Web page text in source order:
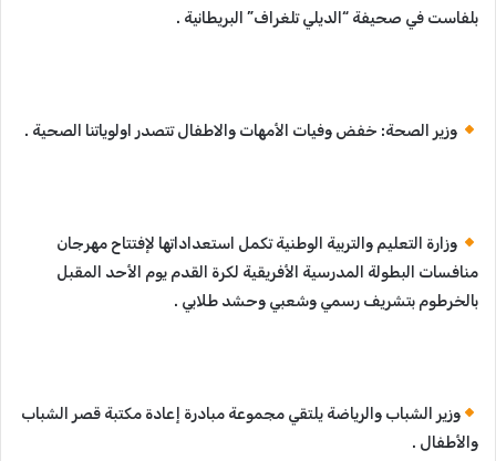
بلفاست في صحيفة “الديلي تلغراف” البريطانية .
وزير الصحة: خفض وفيات الأمهات والاطفال تتصدر اولوياتنا الصحية .
وزارة التعليم والتربية الوطنية تكمل استعداداتها لإفتتاح مهرجان
منافسات البطولة المدرسية الأفريقية لكرة القدم يوم الأحد المقبل
بالخرطوم بتشريف رسمي وشعبي وحشد طلابي .
وزير الشباب والرياضة يلتقي مجموعة مبادرة إعادة مكتبة قصر الشباب
والأطفال .